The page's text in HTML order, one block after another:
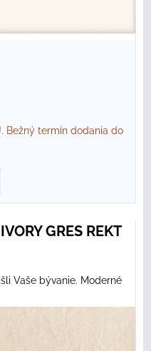
Bežný termín dodania do
GRES REKT
Vaše bývanie. Moderné